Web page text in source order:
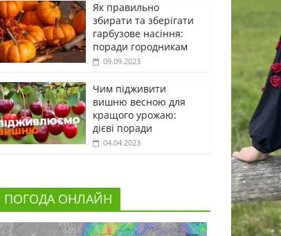
Як правильно
збирати та зберігати
гарбузове насіння:
поради городникам
09.09.2023
Чим підживити
вишню весною для
кращого урожаю:
дієві поради
04.04.2023
ПОГОДА ОНЛАЙН